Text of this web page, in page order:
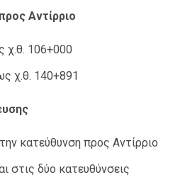
Αντίρριο
χ.θ. 106+000
χ.θ. 140+891
κατεύθυνση προς Αντίρριο
στις δύο κατευθύνσεις